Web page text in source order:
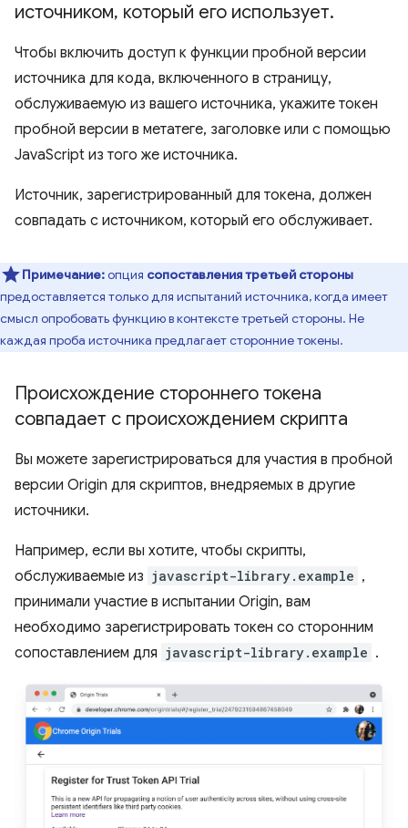
источником, который его использует.
Чтобы включить доступ к функции пробной версии
источника для кода, включенного в страницу,
обслуживаемую из вашего источника, укажите токен
пробной версии в метатеге, заголовке или с помощью
JavaScript из того же источника.
Источник, зарегистрированный для токена, должен
совпадать с источником, который его обслуживает.
Примечание:опция сопоставления третьей стороны
предоставляется только для испытаний источника, когда имеет
смысл опробовать функцию в контексте третьей стороны. Не
каждая проба источника предлагает сторонние токены.
Происхождение стороннего токена
совпадает с происхождением скрипта
Вы можете зарегистрироваться для участия в пробной
версии Origin для скриптов, внедряемых в другие
источники.
Например, если вы хотите, чтобы скрипты,
обслуживаемые из javascript-library.example ,
принимали участие в испытании Origin, вам
необходимо зарегистрировать токен со сторонним
сопоставлением для javascript-library.example .